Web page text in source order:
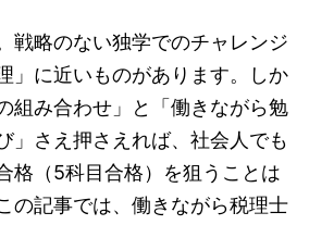
戦略のない独学でのチャレンジ
」に近いものがあります。しか
組み合わせ」と「働きながら勉
」さえ押さえれば、社会人でも
格（5科目合格）を狙うことは
の記事では、働きながら税理士